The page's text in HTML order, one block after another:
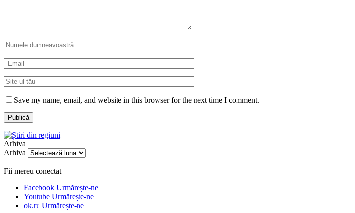
Save my name, email, and website in this browser for the next time I comment.
Arhiva
Arhiva
Fii mereu conectat
Facebook Urmărește-ne
Youtube Urmărește-ne
ok.ru Urmărește-ne